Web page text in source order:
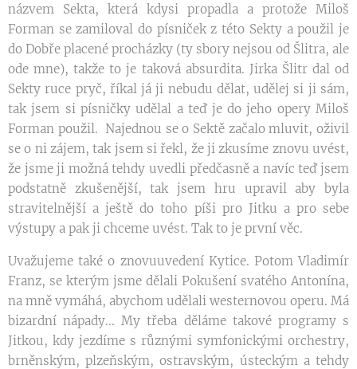
názvem Sekta, která kdysi propadla a protože Miloš
Forman se zamiloval do písniček z této Sekty a použil je
do Dobře placené procházky (ty sbory nejsou od Šlitra, ale
ode mne), takže to je taková absurdita. Jirka Šlitr dal od
Sekty ruce pryč, říkal já ji nebudu dělat, udělej si ji sám,
tak jsem si písničky udělal a teď je do jeho opery Miloš
Forman použil. Najednou se o Sektě začalo mluvit, oživil
se o ni zájem, tak jsem si řekl, že ji zkusíme znovu uvést,
že jsme ji možná tehdy uvedli předčasně a navíc teď jsem
podstatně zkušenější, tak jsem hru upravil aby byla
stravitelnější a ještě do toho píši pro Jitku a pro sebe
výstupy a pak ji chceme uvést. Tak to je první věc.
Uvažujeme také o znovuuvedení Kytice. Potom Vladimír
Franz, se kterým jsme dělali Pokušení svatého Antonína,
na mně vymáhá, abychom udělali westernovou operu. Má
bizardní nápady... My třeba děláme takové programy s
Jitkou, kdy jezdíme s různými symfonickými orchestry,
brněnským, plzeňským, ostravským, ústeckým a tehdy